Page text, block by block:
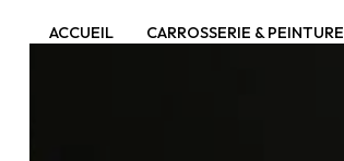
ACCUEIL CARROSSERIE & PEINTURE